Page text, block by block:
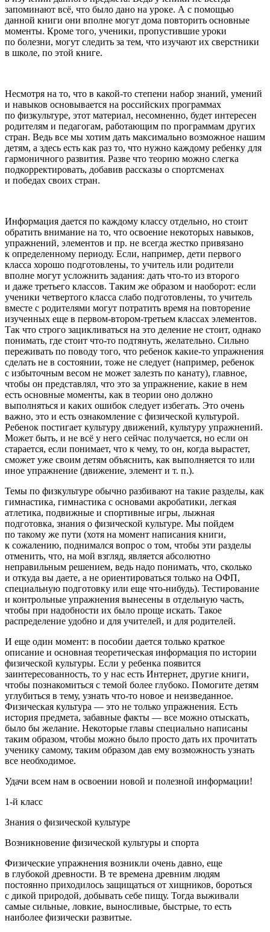
запоминают всё, что было дано на уроке. А с помощью
данной книги они вполне могут дома повторить основные
моменты. Кроме того, ученики, пропустившие уроки
по болезни, могут следить за тем, что изучают их сверстники
в школе, по этой книге.
Несмотря на то, что в какой-то степени набор знаний, умений
и навыков основывается на российских программах
по физкультуре, этот материал, несомненно, будет интересен
родителям и педагогам, работающим по программам других
стран. Ведь все мы хотим дать максимально возможное нашим
детям, а здесь есть как раз то, что нужно каждому ребенку для
гармоничного развития. Разве что теорию можно слегка
подкорректировать, добавив рассказы о спортсменах
и победах своих стран.
Информация дается по каждому классу отдельно, но стоит
обратить внимание на то, что освоение некоторых навыков,
упражнений, элементов и пр. не всегда жестко привязано
к определенному периоду. Если, например, дети первого
класса хорошо подготовлены, то учитель или родители
вполне могут усложнить задания: дать что-то из второго
и даже третьего классов. Таким же образом и наоборот: если
ученики четвертого класса слабо подготовлены, то учитель
вместе с родителями могут потратить время на повторение
изученных еще в первом-втором-третьем классах элементов.
Так что строго зацикливаться на это деление не стоит, однако
понимать, где стоит что-то подтянуть, желательно. Сильно
переживать по поводу того, что ребенок какие-то упражнения
сделать не в состоянии, тоже не следует (например, ребенок
с избыточным весом не может залезть по канату), главное,
чтобы он представлял, что это за упражнение, какие в нем
есть основные моменты, как в теории оно должно
выполняться и каких ошибок следует избегать. Это очень
важно, это и есть ознакомление с физической культурой.
Ребенок постигает культуру движений, культуру упражнений.
Может быть, и не всё у него сейчас получается, но если он
старается, если понимает, что к чему, то он, когда вырастет,
сможет уже своим детям объяснить, как выполняется то или
иное упражнение (движение, элемент и т. п.).
Темы по физкультуре обычно разбивают на такие разделы, как
гимнастика, гимнастика с основами акробатики, легкая
атлетика, подвижные и спортивные игры, лыжная
подготовка, знания о физической культуре. Мы пойдем
по такому же пути (хотя на момент написания книги,
к сожалению, поднимался вопрос о том, чтобы эти разделы
отменить, что, на мой взгляд, является абсолютно
неправильным решением, ведь надо понимать, что, сколько
и откуда вы даете, а не ориентироваться только на ОФП,
специальную подготовку или еще что-нибудь). Тестирование
и контрольные упражнения вынесены в отдельную часть,
чтобы при надобности их было проще искать. Такое
распределение удобно и для учителей, и для родителей.
И еще один момент: в пособии дается только краткое
описание и основная теоретическая информация по истории
физической культуры. Если у ребенка появится
заинтересованность, то у нас есть Интернет, другие книги,
чтобы познакомиться с темой более глубоко. Помогите детям
углубиться в тему, узнать что-то новое и неизведанное.
Физическая культура — это не только упражнения. Есть
история предмета, забавные факты — все можно отыскать,
было бы желание. Некоторые главы специально написаны
таким образом, чтобы можно было просто дать их прочитать
ученику самому, таким образом дав ему возможность узнать
все необходимое.
Удачи всем нам в освоении новой и полезной информации!
1-й класс
Знания о физической культуре
Возникновение физической культуры и спорта
Физические упражнения возникли очень давно, еще
в глубокой древности. В те времена древним людям
постоянно приходилось защищаться от хищников, бороться
с дикой природой, добывать себе пищу. Тогда выживали
самые сильные, ловкие, выносливые, быстрые, то есть
наиболее физически развитые.